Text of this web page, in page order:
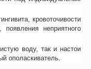
кровоточивости
неприятного
воду, так и настои
ополаскиватель.